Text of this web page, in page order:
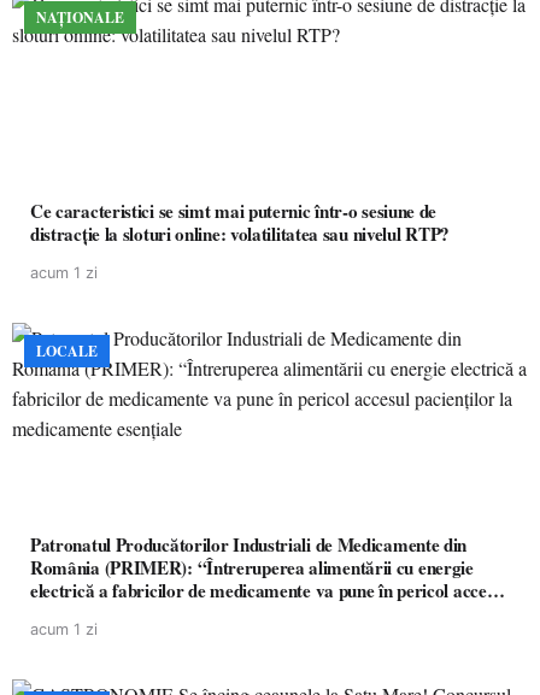
NAȚIONALE
Ce caracteristici se simt mai puternic într-o sesiune de
distracție la sloturi online: volatilitatea sau nivelul RTP?
acum 1 zi
LOCALE
Patronatul Producătorilor Industriali de Medicamente din
România (PRIMER): “Întreruperea alimentării cu energie
electrică a fabricilor de medicamente va pune în pericol accesul
acum 1 zi